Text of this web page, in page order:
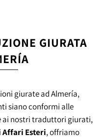
GIURATA
giurate ad Almería,
siano conformi alle
ai nostri traduttori giurati,
Esteri, offriamo